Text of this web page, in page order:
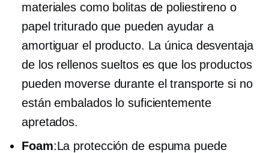
materiales como bolitas de poliestireno o
papel triturado que pueden ayudar a
amortiguar el producto. La única desventaja
de los rellenos sueltos es que los productos
pueden moverse durante el transporte si no
están embalados lo suficientemente
apretados.
Foam:La protección de espuma puede